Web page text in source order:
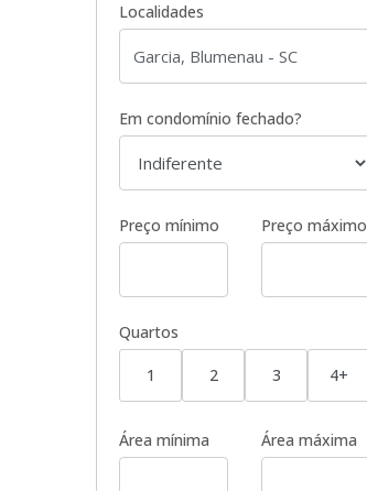
Localidades
Em condomínio fechado?
Preço mínimo Preço máximo
Quartos
1 2 3 4+
Área mínima Área máxima